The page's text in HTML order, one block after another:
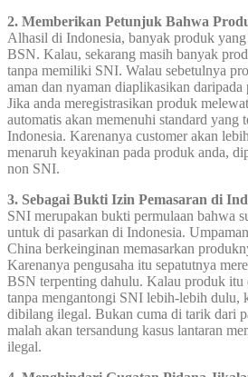
2. Memberikan Petunjuk Bahwa
Alhasil di Indonesia, banyak produk yang
BSN. Kalau, sekarang masih banyak
tanpa memiliki SNI. Walau sebetulnya
aman dan nyaman diaplikasikan
Jika anda meregistrasikan produk
automatis akan memenuhi standard yang
Indonesia. Karenanya customer akan
menaruh keyakinan pada produk anda,
non SNI.
3. Sebagai Bukti Izin Pemasaran di
SNI merupakan bukti permulaan bahwa
untuk di pasarkan di Indonesia.
China berkeinginan memasarkan
Karenanya pengusaha itu sepatutnya
BSN terpenting dahulu. Kalau produk itu
tanpa mengantongi SNI lebih-lebih dulu,
dibilang ilegal. Bukan cuma di tarik dari
malah akan tersandung kasus lantaran
ilegal.